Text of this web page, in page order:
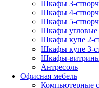
Шкафы 3-
Шкафы 4-
Шкафы 5-
Шкафы угловые
Шкафы купе 2-
Шкафы купе 3-
Шкафы-
Антресоль
Офисная мебель
Компьютерные